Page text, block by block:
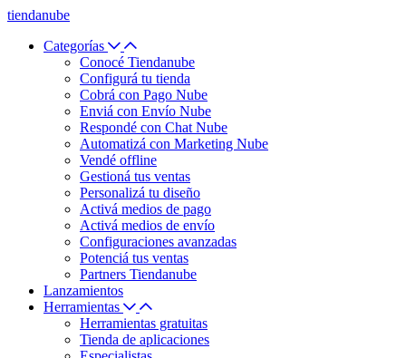
tiendanube
Categorías
Conocé Tiendanube
Configurá tu tienda
Cobrá con Pago Nube
Enviá con Envío Nube
Respondé con Chat Nube
Automatizá con Marketing Nube
Vendé offline
Gestioná tus ventas
Personalizá tu diseño
Activá medios de pago
Activá medios de envío
Configuraciones avanzadas
Potenciá tus ventas
Partners Tiendanube
Lanzamientos
Herramientas
Herramientas gratuitas
Tienda de aplicaciones